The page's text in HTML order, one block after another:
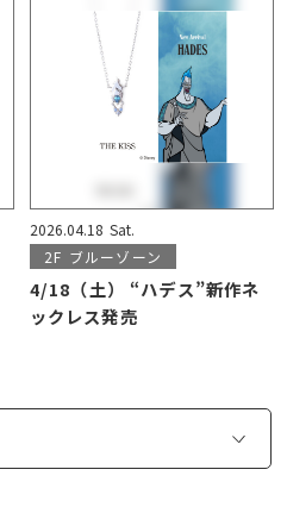
2026.04.18 Sat.
2F ブルーゾーン
4/18（土） “ハデス”新作ネ
ックレス発売